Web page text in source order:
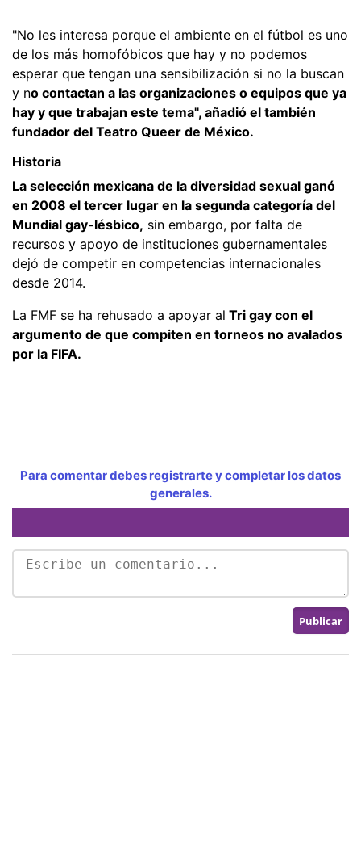
"No les interesa porque el ambiente en el fútbol es uno
de los más homofóbicos que hay y no podemos
esperar que tengan una sensibilización si no la buscan
y no contactan a las organizaciones o equipos que ya
hay y que trabajan este tema", añadió el también
fundador del Teatro Queer de México.
Historia
La selección mexicana de la diversidad sexual ganó
en 2008 el tercer lugar en la segunda categoría del
Mundial gay-lésbico, sin embargo, por falta de
recursos y apoyo de instituciones gubernamentales
dejó de competir en competencias internacionales
desde 2014.
La FMF se ha rehusado a apoyar al Tri gay con el
argumento de que compiten en torneos no avalados
por la FIFA.
Para comentar debes registrarte y completar los datos
generales.